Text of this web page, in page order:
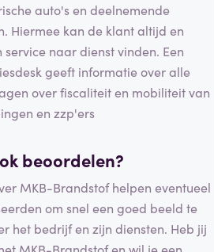
auto's en deelnemende
Hiermee kan de klant altijd en
service naar dienst vinden. Een
geeft informatie over alle
over fiscaliteit en mobiliteit van
en zzp'ers
beoordelen?
MKB-Brandstof helpen eventueel
om snel een goed beeld te
het bedrijf en zijn diensten. Heb jij